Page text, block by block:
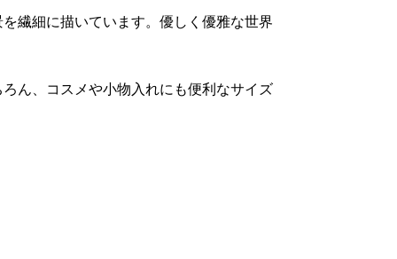
繊細に描いています。優しく優雅な世界
ん、コスメや小物入れにも便利なサイズ